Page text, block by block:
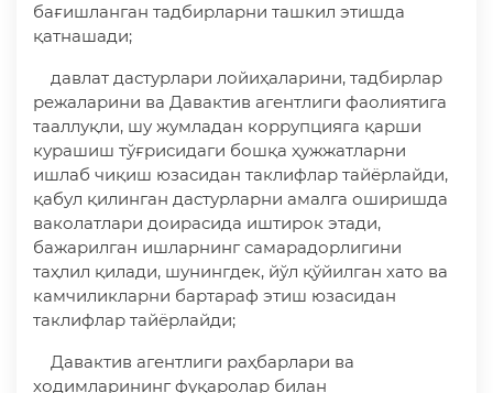
бағишланган тадбирларни ташкил этишда
қатнашади;
давлат дастурлари лойиҳаларини, тадбирлар
режаларини ва Давактив агентлиги фаолиятига
тааллуқли, шу жумладан коррупцияга қарши
курашиш тўғрисидаги бошқа ҳужжатларни
ишлаб чиқиш юзасидан таклифлар тайёрлайди,
қабул қилинган дастурларни амалга оширишда
ваколатлари доирасида иштирок этади,
бажарилган ишларнинг самарадорлигини
таҳлил қилади, шунингдек, йўл қўйилган хато ва
камчиликларни бартараф этиш юзасидан
таклифлар тайёрлайди;
Давактив агентлиги раҳбарлари ва
ходимларининг фуқаролар билан